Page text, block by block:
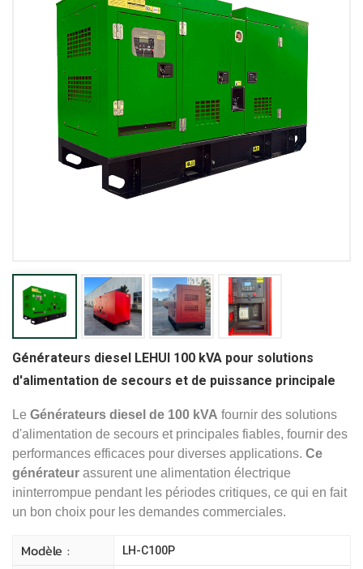
Générateurs diesel LEHUI 100 kVA pour solutions
d'alimentation de secours et de puissance principale
Le Générateurs diesel de 100 kVA fournir des solutions
d'alimentation de secours et principales fiables, fournir des
performances efficaces pour diverses applications. Ce
générateur assurent une alimentation électrique
ininterrompue pendant les périodes critiques, ce qui en fait
un bon choix pour les demandes commerciales.
Modèle : LH-C100P